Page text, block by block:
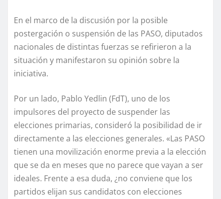
En el marco de la discusión por la posible
postergación o suspensión de las PASO, diputados
nacionales de distintas fuerzas se refirieron a la
situación y manifestaron su opinión sobre la
iniciativa.
Por un lado, Pablo Yedlin (FdT), uno de los
impulsores del proyecto de suspender las
elecciones primarias, consideró la posibilidad de ir
directamente a las elecciones generales. «Las PASO
tienen una movilización enorme previa a la elección
que se da en meses que no parece que vayan a ser
ideales. Frente a esa duda, ¿no conviene que los
partidos elijan sus candidatos con elecciones